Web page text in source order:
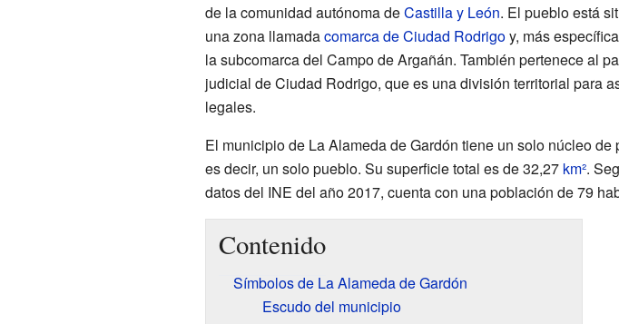
de la comunidad autónoma deCastilla y León. El pueblo está
una zona llamadacomarca de Ciudad Rodrigoy, más
la subcomarca del Campo de Argañán. También pertenece al
judicial de Ciudad Rodrigo, que es una división territorial para
legales.
El municipio de La Alameda de Gardón tiene un solo núcleo de
es decir, un solo pueblo. Su superficie total es de 32,27 km².
datos del INE del año 2017, cuenta con una población de 79
Contenido
Símbolos de La Alameda de Gardón
Escudo del municipio